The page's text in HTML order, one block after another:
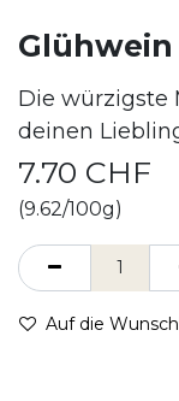
Die würzigste
deinen
7.70 CHF
(9.62/100g)
Auf die